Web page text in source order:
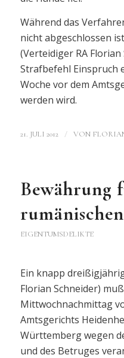
Während das
nicht abgeschlossen
(Verteidiger RA
Strafbefehl Einspruch
Woche vor dem
werden wird.
21. JULI 2012 / VON
Bewährung
EIGENTUMSDELIKTE
Ein knapp
Florian Schneider)
Mittwochnachmittag
Amtsgerichts
Württemberg wegen
und des Betruges